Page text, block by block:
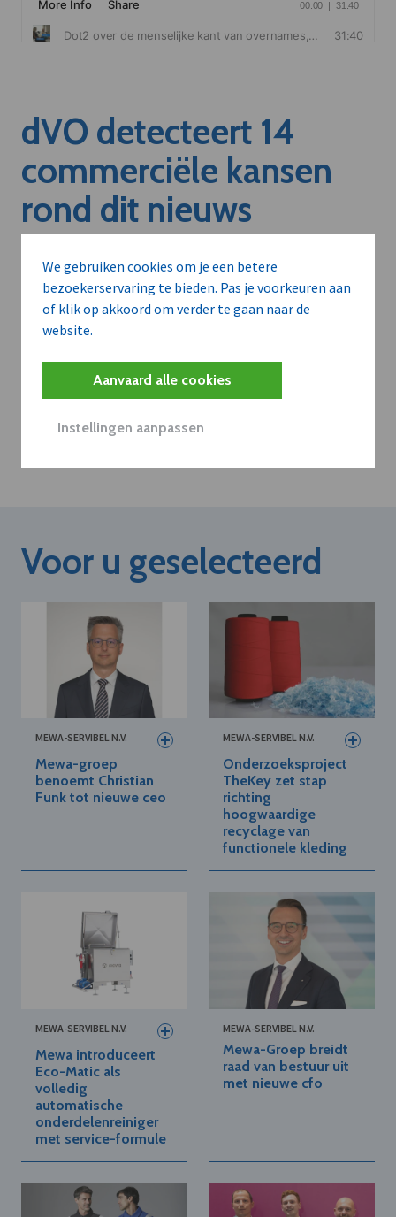
We gebruiken cookies om je een betere
bezoekerservaring te bieden. Pas je voorkeuren aan
of klik op akkoord om verder te gaan naar de
website.
Aanvaard alle cookies
Instellingen aanpassen
dVO detecteert 14
commerciële kansen
rond dit nieuws
Welke leveranciers kunnen aan dit bedrijf verkopen?
Welke bedrijven kunnen klant worden van deze
onderneming?
Welke partners en adviseurs worden mogelijk relevant?
Plan 20 min inzicht
Voor u geselecteerd
MEWA-SERVIBEL N.V.
Mewa-groep
benoemt Christian
Funk tot nieuwe ceo
MEWA-SERVIBEL N.V.
Onderzoeksproject
TheKey zet stap
richting
hoogwaardige
recyclage van
functionele kleding
MEWA-SERVIBEL N.V.
Mewa introduceert
Eco-Matic als
volledig
automatische
onderdelenreiniger
met service-formule
MEWA-SERVIBEL N.V.
Mewa-Groep breidt
raad van bestuur uit
met nieuwe cfo